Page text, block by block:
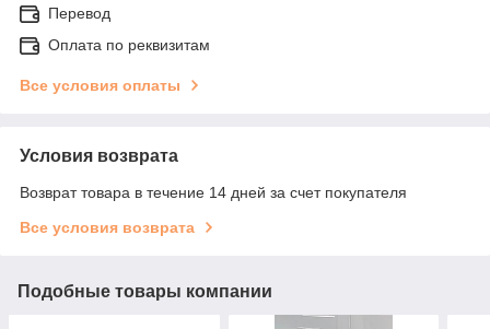
Перевод
Оплата по реквизитам
Все условия оплаты
Условия возврата
Возврат товара в течение 14 дней за счет покупателя
Все условия возврата
Подобные товары компании